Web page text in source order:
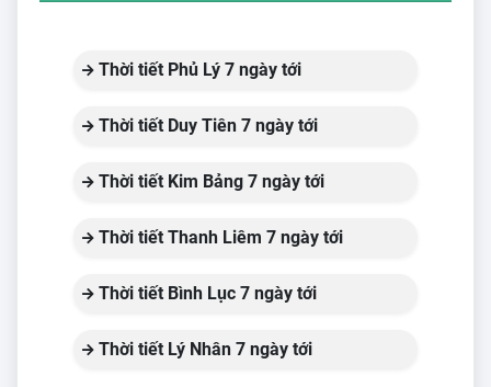
Thời tiết Phủ Lý 7 ngày tới
Thời tiết Duy Tiên 7 ngày tới
Thời tiết Kim Bảng 7 ngày tới
Thời tiết Thanh Liêm 7 ngày tới
Thời tiết Bình Lục 7 ngày tới
Thời tiết Lý Nhân 7 ngày tới